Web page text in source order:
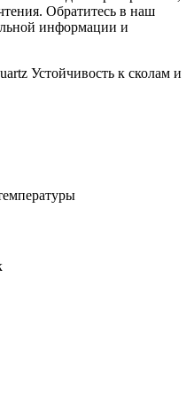
Обратитесь в наш
информации и
Устойчивость к сколам и